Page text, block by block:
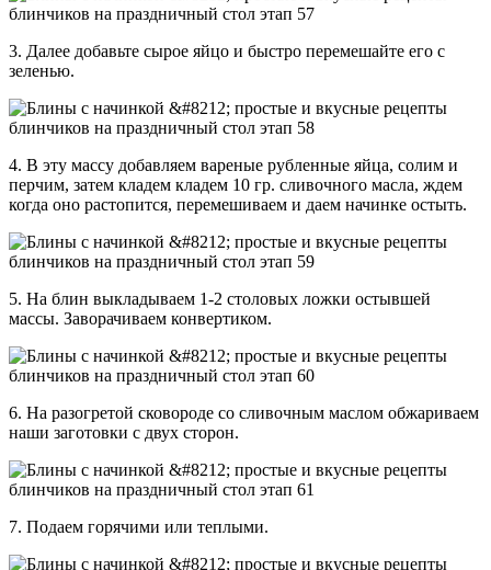
3. Далее добавьте сырое яйцо и быстро перемешайте его с
зеленью.
4. В эту массу добавляем вареные рубленные яйца, солим и
перчим, затем кладем кладем 10 гр. сливочного масла, ждем
когда оно растопится, перемешиваем и даем начинке остыть.
5. На блин выкладываем 1-2 столовых ложки остывшей
массы. Заворачиваем конвертиком.
6. На разогретой сковороде со сливочным маслом обжариваем
наши заготовки с двух сторон.
7. Подаем горячими или теплыми.